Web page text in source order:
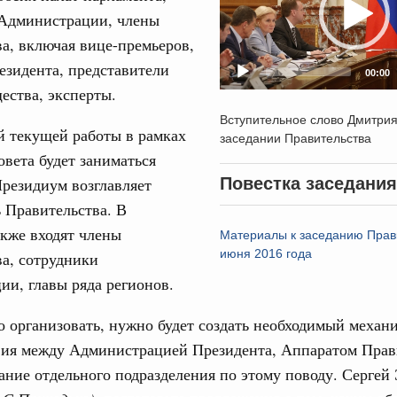
00:00
Вступительное слово
заседании Правительства
члены
включая вице-премьеров,
представители
эксперты.
Повестка заседания
Материалы к заседанию
июня 2016 года
текущей работы в рамках
будет заниматься
возглавляет
Правительства. В
входят члены
сотрудники
главы ряда регионов.
организовать, нужно будет создать необходимый
между Администрацией Президента, Аппаратом
отдельного подразделения по этому поводу.
№24)
бюджетные ассигнования.
№23)
бюджетные ассигнования.
июля, четверг
№22)
31
С
Для
сервисом
Архив
Email